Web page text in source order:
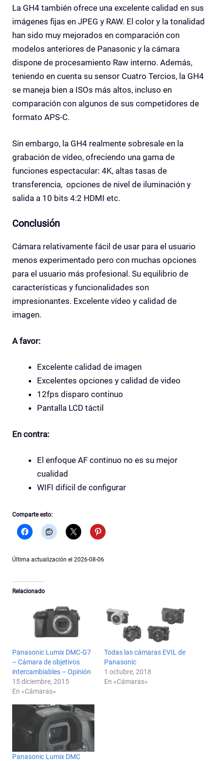
La GH4 también ofrece una excelente calidad en sus
imágenes fijas en JPEG y RAW. El color y la tonalidad
han sido muy mejorados en comparación con
modelos anteriores de Panasonic y la cámara
dispone de procesamiento Raw interno. Además,
teniendo en cuenta su sensor Cuatro Tercios, la GH4
se maneja bien a ISOs más altos, incluso en
comparación con algunos de sus competidores de
formato APS-C.
Sin embargo, la GH4 realmente sobresale en la
grabación de vídeo, ofreciendo una gama de
funciones espectacular: 4K, altas tasas de
transferencia, opciones de nivel de iluminación y
salida a 10 bits 4:2 HDMI etc.
Conclusión
Cámara relativamente fácil de usar para el usuario
menos experimentado pero con muchas opciones
para el usuario más profesional. Su equilibrio de
características y funcionalidades son
impresionantes. Excelente vídeo y calidad de
imagen.
A favor:
Excelente calidad de imagen
Excelentes opciones y calidad de video
12fps disparo continuo
Pantalla LCD táctil
En contra:
El enfoque AF continuo no es su mejor
cualidad
WIFI difícil de configurar
Comparte esto:
Última actualización el 2026-08-06
Relacionado
Panasonic Lumix DMC-G7
– Cámara de objetivos
intercambiables – Opinión
15 diciembre, 2015
En «Cámaras»
Todas las cámaras EVIL de
Panasonic
1 octubre, 2018
En «Cámaras»
Panasonic Lumix DMC